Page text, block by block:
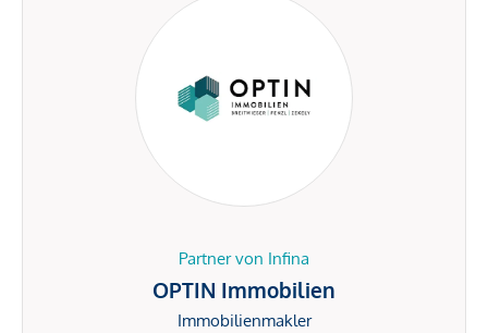
Partner von Infina
OPTIN Immobilien
Immobilienmakler